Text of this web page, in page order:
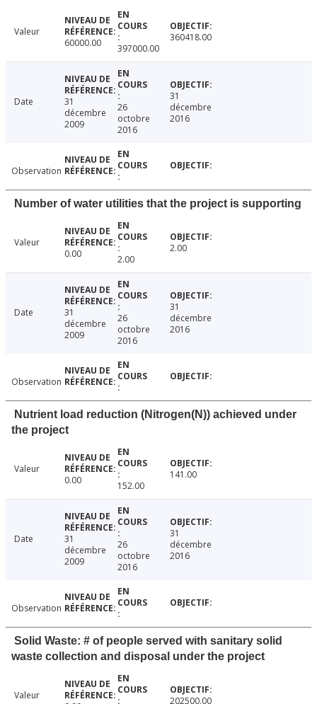
Valeur
60000.00
397000.00
360418.00
Date
31
décembre
2009
26
octobre
2016
31
décembre
2016
Observation
Number of water utilities that the project is supporting
Valeur
0.00
2.00
2.00
Date
31
décembre
2009
26
octobre
2016
31
décembre
2016
Observation
Nutrient load reduction (Nitrogen(N)) achieved under
the project
Valeur
0.00
152.00
141.00
Date
31
décembre
2009
26
octobre
2016
31
décembre
2016
Observation
Solid Waste: # of people served with sanitary solid
waste collection and disposal under the project
Valeur
202500.00